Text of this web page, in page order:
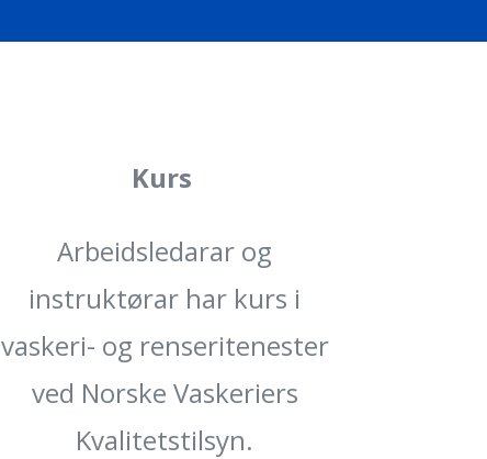
Kurs
Arbeidsledarar og
instruktørar har kurs i
vaskeri- og renseritenester
ved Norske Vaskeriers
Kvalitetstilsyn.